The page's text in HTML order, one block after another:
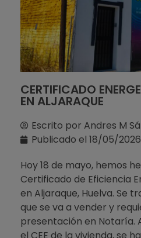
CERTIFICADO
EN ALJARAQUE
Escrito por Andres M
Publicado el 18/05/2026
Hoy 18 de mayo, hemos
Certificado de Eficiencia
en Aljaraque, Huelva. Se
que se va a vender y
presentación en Notaría.